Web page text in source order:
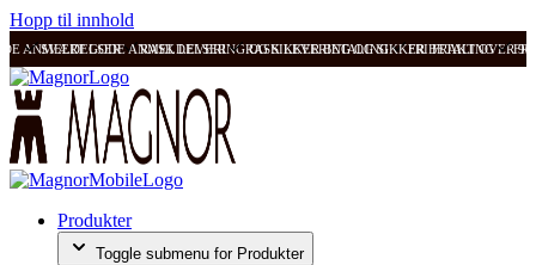
Hopp til innhold
ANMELDELSER RASK LEVERING OG SIKKER BETALING FRI FRAKT OVER
SVÆRT GODE ANMELDELSER RASK LEVERING OG SIKKER BETALING
Produkter
Toggle submenu for Produkter